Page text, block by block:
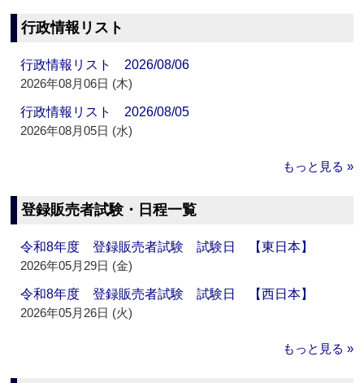
行政情報リスト
行政情報リスト 2026/08/06
2026年08月06日 (木)
行政情報リスト 2026/08/05
2026年08月05日 (水)
もっと見る »
登録販売者試験・日程一覧
令和8年度 登録販売者試験 試験日 【東日本】
2026年05月29日 (金)
令和8年度 登録販売者試験 試験日 【西日本】
2026年05月26日 (火)
もっと見る »